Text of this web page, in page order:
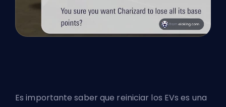
Es importante saber que reiniciar los EVs es una